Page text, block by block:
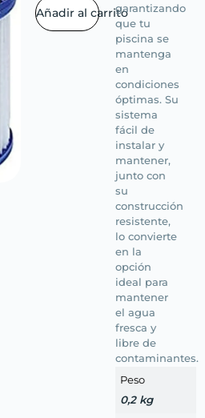
Añadir al carritogarantizando
que tu
piscina se
mantenga
en
condiciones
óptimas. Su
sistema
fácil de
instalar y
mantener,
junto con
su
construcción
resistente,
lo convierte
en la
opción
ideal para
mantener
el agua
fresca y
libre de
contaminantes.
Peso
0,2 kg